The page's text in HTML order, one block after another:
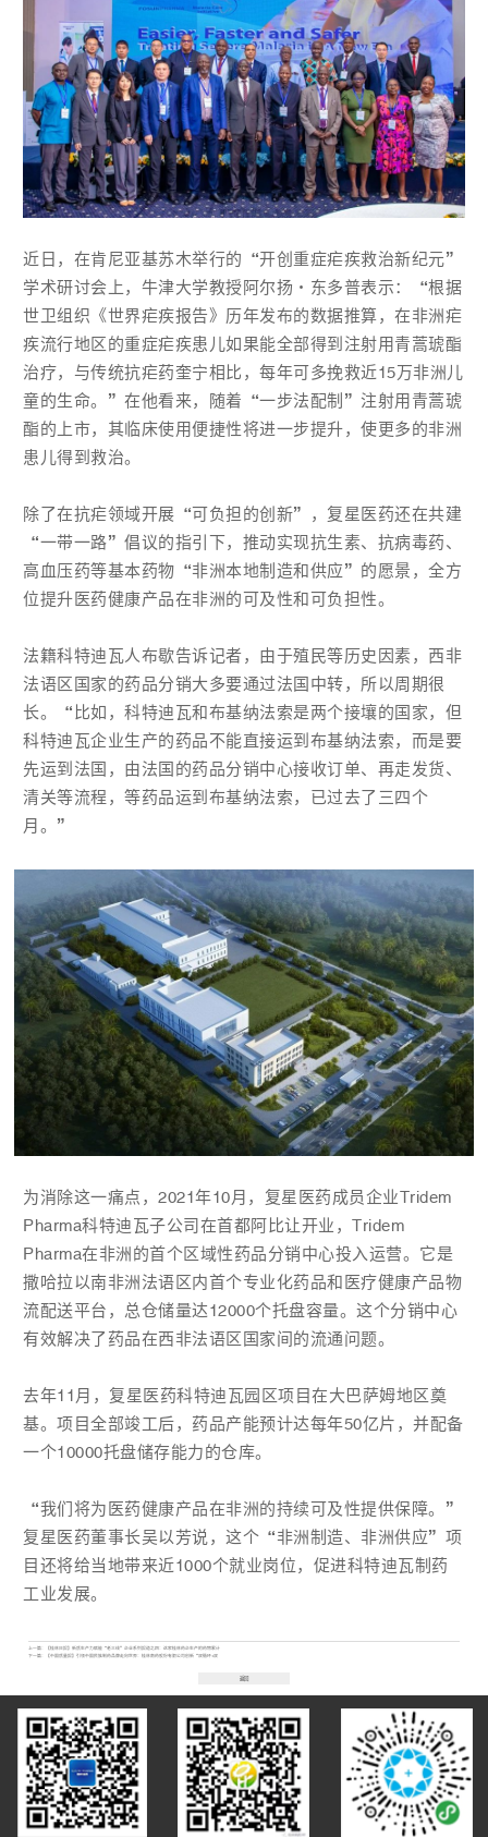
近日，在肯尼亚基苏木举行的“开创重症疟疾救治新纪元”
学术研讨会上，牛津大学教授阿尔扬·东多普表示：“根据
世卫组织《世界疟疾报告》历年发布的数据推算，在非洲疟
疾流行地区的重症疟疾患儿如果能全部得到注射用青蒿琥酯
治疗，与传统抗疟药奎宁相比，每年可多挽救近15万非洲儿
童的生命。”在他看来，随着“一步法配制”注射用青蒿琥
酯的上市，其临床使用便捷性将进一步提升，使更多的非洲
患儿得到救治。
除了在抗疟领域开展“可负担的创新”，复星医药还在共建
“一带一路”倡议的指引下，推动实现抗生素、抗病毒药、
高血压药等基本药物“非洲本地制造和供应”的愿景，全方
位提升医药健康产品在非洲的可及性和可负担性。
法籍科特迪瓦人布歇告诉记者，由于殖民等历史因素，西非
法语区国家的药品分销大多要通过法国中转，所以周期很
长。“比如，科特迪瓦和布基纳法索是两个接壤的国家，但
科特迪瓦企业生产的药品不能直接运到布基纳法索，而是要
先运到法国，由法国的药品分销中心接收订单、再走发货、
清关等流程，等药品运到布基纳法索，已过去了三四个
月。”
为消除这一痛点，2021年10月，复星医药成员企业Tridem
Pharma科特迪瓦子公司在首都阿比让开业，Tridem
Pharma在非洲的首个区域性药品分销中心投入运营。它是
撒哈拉以南非洲法语区内首个专业化药品和医疗健康产品物
流配送平台，总仓储量达12000个托盘容量。这个分销中心
有效解决了药品在西非法语区国家间的流通问题。
去年11月，复星医药科特迪瓦园区项目在大巴萨姆地区奠
基。项目全部竣工后，药品产能预计达每年50亿片，并配备
一个10000托盘储存能力的仓库。
“我们将为医药健康产品在非洲的持续可及性提供保障。”
复星医药董事长吴以芳说，这个“非洲制造、非洲供应”项
目还将给当地带来近1000个就业岗位，促进科特迪瓦制药
工业发展。
上一篇：
【桂林日报】新质生产力赋能“老三线”企业系列报道之四：这家桂林药企生产的药物累计
下一篇：
【中国质量报】引领中国民族制药品牌走向世界：桂林南药股份有限公司创新“双循环+双
返回